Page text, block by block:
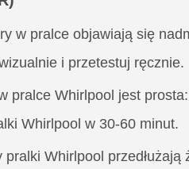
w pralce objawiają się
i przetestuj ręcznie.
pralce Whirlpool jest
Whirlpool w 30-60 minut.
Whirlpool przedłużają